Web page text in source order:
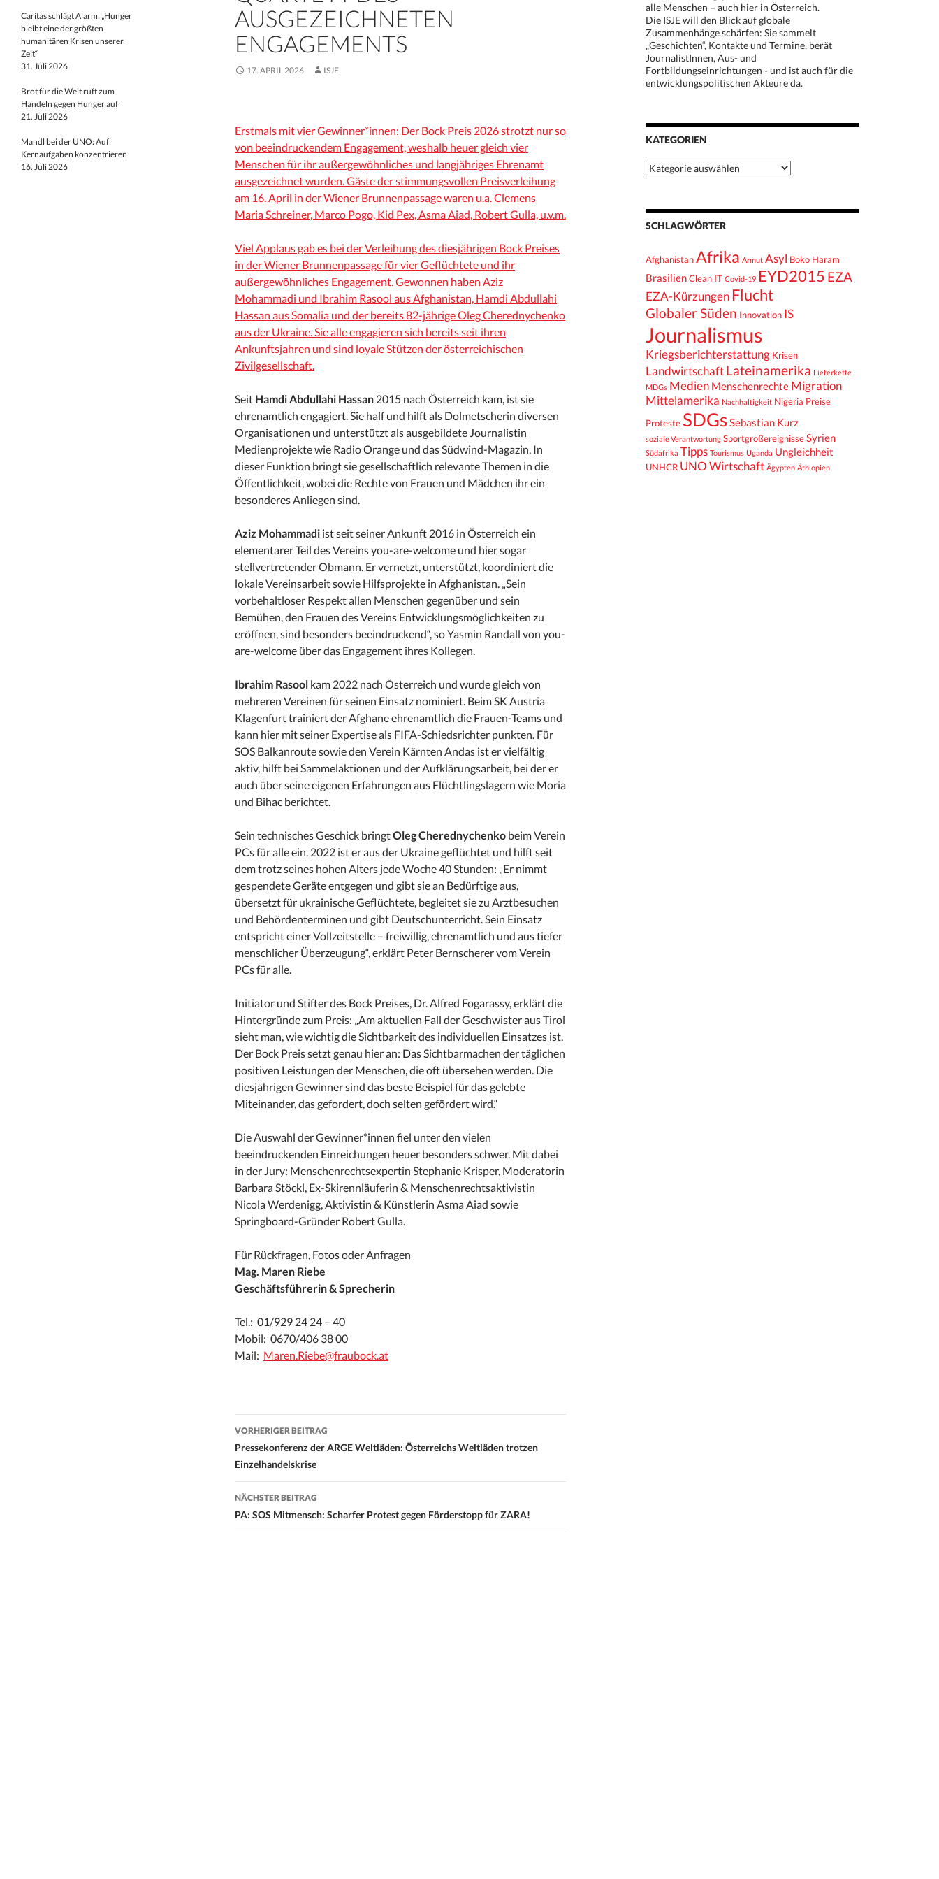
AUSGEZEICHNETEN
ENGAGEMENTS
17. APRIL 2026 ISJE
Erstmals mit vier Gewinner*innen: Der Bock Preis 2026 strotzt nur so
von beeindruckendem Engagement, weshalb heuer gleich vier
Menschen für ihr außergewöhnliches und langjähriges Ehrenamt
ausgezeichnet wurden. Gäste der stimmungsvollen Preisverleihung
am 16. April in der Wiener Brunnenpassage waren u.a. Clemens
Maria Schreiner, Marco Pogo, Kid Pex, Asma Aiad, Robert Gulla, u.v.m.
Viel Applaus gab es bei der Verleihung des diesjährigen Bock Preises
in der Wiener Brunnenpassage für vier Geflüchtete und ihr
außergewöhnliches Engagement. Gewonnen haben Aziz
Mohammadi und Ibrahim Rasool aus Afghanistan, Hamdi Abdullahi
Hassan aus Somalia und der bereits 82-jährige Oleg Cherednychenko
aus der Ukraine. Sie alle engagieren sich bereits seit ihren
Ankunftsjahren und sind loyale Stützen der österreichischen
Zivilgesellschaft.
Seit Hamdi Abdullahi Hassan 2015 nach Österreich kam, ist sie
ehrenamtlich engagiert. Sie half und hilft als Dolmetscherin diversen
Organisationen und unterstützt als ausgebildete Journalistin
Medienprojekte wie Radio Orange und das Südwind-Magazin. In
dieser Funktion bringt sie gesellschaftlich relevante Themen in die
Öffentlichkeit, wobei die Rechte von Frauen und Mädchen ihr ein
besonderes Anliegen sind.
Aziz Mohammadi ist seit seiner Ankunft 2016 in Österreich ein
elementarer Teil des Vereins you-are-welcome und hier sogar
stellvertretender Obmann. Er vernetzt, unterstützt, koordiniert die
lokale Vereinsarbeit sowie Hilfsprojekte in Afghanistan. „Sein
vorbehaltloser Respekt allen Menschen gegenüber und sein
Bemühen, den Frauen des Vereins Entwicklungsmöglichkeiten zu
eröffnen, sind besonders beeindruckend“, so Yasmin Randall von you-
are-welcome über das Engagement ihres Kollegen.
Ibrahim Rasool kam 2022 nach Österreich und wurde gleich von
mehreren Vereinen für seinen Einsatz nominiert. Beim SK Austria
Klagenfurt trainiert der Afghane ehrenamtlich die Frauen-Teams und
kann hier mit seiner Expertise als FIFA-Schiedsrichter punkten. Für
SOS Balkanroute sowie den Verein Kärnten Andas ist er vielfältig
aktiv, hilft bei Sammelaktionen und der Aufklärungsarbeit, bei der er
auch über seine eigenen Erfahrungen aus Flüchtlingslagern wie Moria
und Bihac berichtet.
Sein technisches Geschick bringtOleg Cherednychenko beim Verein
PCs für alle ein. 2022 ist er aus der Ukraine geflüchtet und hilft seit
dem trotz seines hohen Alters jede Woche 40 Stunden: „Er nimmt
gespendete Geräte entgegen und gibt sie an Bedürftige aus,
übersetzt für ukrainische Geflüchtete, begleitet sie zu Arztbesuchen
und Behördenterminen und gibt Deutschunterricht. Sein Einsatz
entspricht einer Vollzeitstelle – freiwillig, ehrenamtlich und aus tiefer
menschlicher Überzeugung“, erklärt Peter Bernscherer vom Verein
PCs für alle.
Initiator und Stifter des Bock Preises, Dr. Alfred Fogarassy, erklärt die
Hintergründe zum Preis: „Am aktuellen Fall der Geschwister aus Tirol
sieht man, wie wichtig die Sichtbarkeit des individuellen Einsatzes ist.
Der Bock Preis setzt genau hier an: Das Sichtbarmachen der täglichen
positiven Leistungen der Menschen, die oft übersehen werden. Die
diesjährigen Gewinner sind das beste Beispiel für das gelebte
Miteinander, das gefordert, doch selten gefördert wird.“
Die Auswahl der Gewinner*innen fiel unter den vielen
beeindruckenden Einreichungen heuer besonders schwer. Mit dabei
in der Jury: Menschenrechtsexpertin Stephanie Krisper, Moderatorin
Barbara Stöckl, Ex-Skirennläuferin & Menschenrechtsaktivistin
Nicola Werdenigg, Aktivistin & Künstlerin Asma Aiad sowie
Springboard-Gründer Robert Gulla.
Für Rückfragen, Fotos oder Anfragen
Mag. Maren Riebe
Geschäftsführerin & Sprecherin
Tel.: 01/929 24 24 – 40
Mobil: 0670/406 38 00
Mail: Maren.Riebe@fraubock.at
Beitrags-
Navigation
VORHERIGER BEITRAG
Pressekonferenz der ARGE Weltläden: Österreichs Weltläden trotzen
Einzelhandelskrise
NÄCHSTER BEITRAG
PA: SOS Mitmensch: Scharfer Protest gegen Förderstopp für ZARA!
alle Menschen – auch hier in Österreich.
Die ISJE will den Blick auf globale
Zusammenhänge schärfen: Sie sammelt
„Geschichten“, Kontakte und Termine, berät
JournalistInnen, Aus- und
Fortbildungseinrichtungen - und ist auch für die
entwicklungspolitischen Akteure da.
KATEGORIEN
Kategorien
SCHLAGWÖRTER
AfghanistanAfrika Armut Asyl Boko Haram
BrasilienClean IT Covid-19 EYD2015 EZA
EZA-Kürzungen Flucht
Globaler Süden Innovation IS
Journalismus
Kriegsberichterstattung Krisen
Landwirtschaft Lateinamerika Lieferkette
MDGs Medien Menschenrechte Migration
Mittelamerika Nachhaltigkeit Nigeria Preise
Proteste SDGsSebastian Kurz
soziale Verantwortung SportgroßereignisseSyrien
Südafrika Tipps Tourismus Uganda Ungleichheit
UNHCR UNO Wirtschaft Ägypten Äthiopien
Caritas schlägt Alarm: „Hunger
bleibt eine der größten
humanitären Krisen unserer
Zeit“
31. Juli 2026
Brot für die Welt ruft zum
Handeln gegen Hunger auf
21. Juli 2026
Mandl bei der UNO: Auf
Kernaufgaben konzentrieren
16. Juli 2026